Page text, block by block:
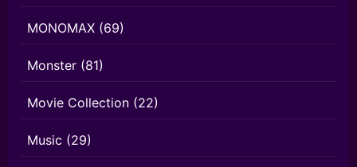
MONOMAX (69)
Monster (81)
Movie Collection (22)
Music (29)